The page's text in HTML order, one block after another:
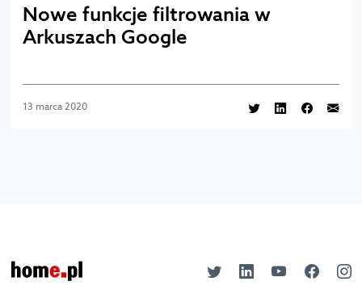
Nowe funkcje filtrowania w
Arkuszach Google
13 marca 2020